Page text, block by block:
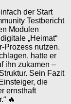
der Start
Testbericht
Modulen
„Heimat“
Prozess nutzen.
hatte er
ihn zukamen –
Sein Fazit
die
ernsthaft
🔥